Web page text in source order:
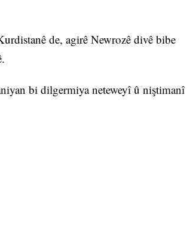
de, agirê Newrozê divê bibe
bi dilgermiya neteweyî û niştimanî